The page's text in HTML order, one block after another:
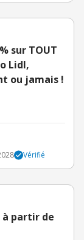
sur TOUT
Lidl,
ou jamais !
Vérifié
à partir de